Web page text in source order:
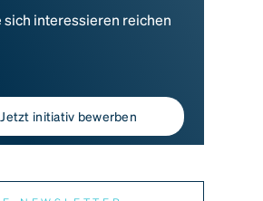
sich interessieren reichen
Jetzt initiativ bewerben